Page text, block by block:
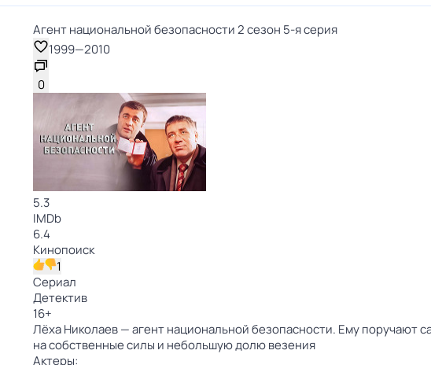
Агент национальной безопасности 2 сезон 5-я серия
1999—2010
0
5.3
IMDb
6.4
Кинопоиск
1
Сериал
Детектив
16+
Лёха Николаев — агент национальной безопасности. Ему поручают
на собственные силы и небольшую долю везения
Актеры: